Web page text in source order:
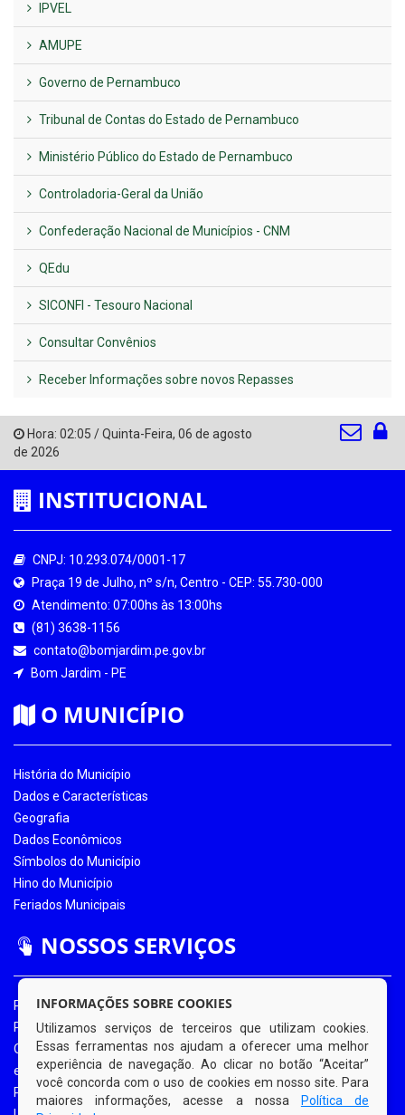
IPVEL
AMUPE
Governo de Pernambuco
Tribunal de Contas do Estado de Pernambuco
Ministério Público do Estado de Pernambuco
Controladoria-Geral da União
Confederação Nacional de Municípios - CNM
QEdu
SICONFI - Tesouro Nacional
Consultar Convênios
Receber Informações sobre novos Repasses
Hora: 02:05 /Quinta-Feira, 06 de agosto
de 2026
INSTITUCIONAL
CNPJ: 10.293.074/0001-17
Praça 19 de Julho, nº s/n, Centro - CEP: 55.730-000
Atendimento: 07:00hs às 13:00hs
(81) 3638-1156
contato@bomjardim.pe.gov.br
Bom Jardim - PE
O MUNICÍPIO
História do Município
Dados e Características
Geografia
Dados Econômicos
Símbolos do Município
Hino do Município
Feriados Municipais
NOSSOS SERVIÇOS
Portal da Transparência
Portal da Transparência COVID-19
Ouvidoria Eletrônica
e-SIC
Processos de Licitação
INFORMAÇÕES SOBRE COOKIES
Utilizamos serviços de terceiros que utilizam cookies.
Essas ferramentas nos ajudam a oferecer uma melhor
experiência de navegação. Ao clicar no botão “Aceitar”
você concorda com o uso de cookies em nosso site. Para
maiores informações, acesse a nossa
Política de